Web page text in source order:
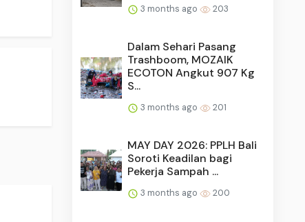
3 months ago 203
Dalam Sehari Pasang
Trashboom, MOZAIK
ECOTON Angkut 907 Kg
S...
3 months ago 201
MAY DAY 2026: PPLH Bali
Soroti Keadilan bagi
Pekerja Sampah ...
3 months ago 200